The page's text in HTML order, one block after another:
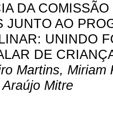
DA
JUNTO AO
UNINDO
DE
Martins,
Mitre